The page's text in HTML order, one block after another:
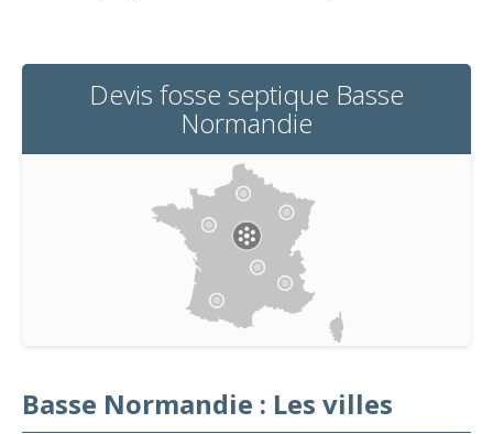
Devis fosse septique Basse
Normandie
Basse Normandie : Les villes